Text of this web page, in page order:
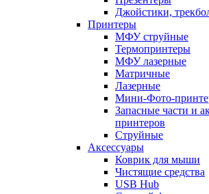
Джойстики,
Принтеры
МФУ струйные
Термопринтеры
МФУ лазерные
Матричные
Лазерные
Мини-Фото-
Запасные части и
принтеров
Струйные
Аксессуары
Коврик для мыши
Чистящие средства
USB Hub